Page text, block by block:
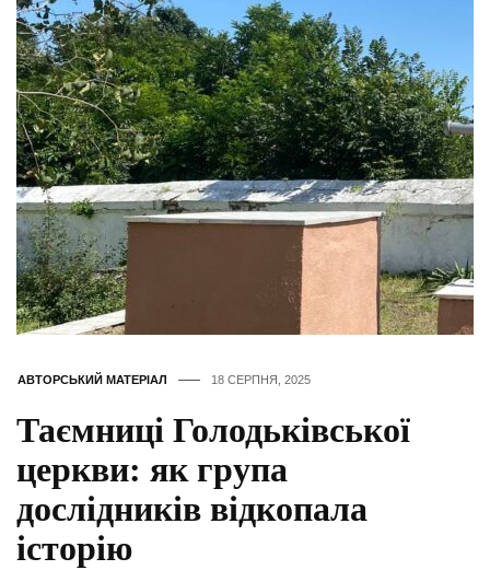
АВТОРСЬКИЙ МАТЕРІАЛ 18 СЕРПНЯ, 2025
Таємниці Голодьківської
церкви: як група
дослідників відкопала
історію